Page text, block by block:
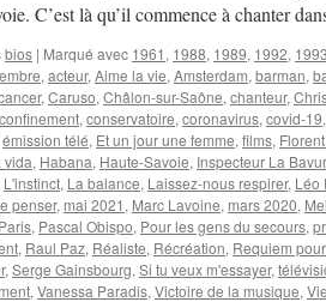
C’est là qu’il commence à chanter
bios | Marqué avec 1961 , 1988, 1989, 1992, 1993
, acteur, Aime la vie, Amsterdam, barman,
, Caruso, Châlon-sur-Saône, chanteur,
confinement, conservatoire, coronavirus, covid-19,
émission télé, Et un jour une femme, films,
vida, Habana, Haute-Savoie, Inspecteur La
L'instinct, La balance, Laissez-nous respirer, Léo
penser, mai 2021 , Marc Lavoine, mars 2020,
Paris, Pascal Obispo, Pour les gens du secours,
, Raul Paz, Réaliste, Récréation, Requiem
, Serge Gainsbourg, Si tu veux m'essayer,
, Vanessa Paradis, Victoire de la musique,